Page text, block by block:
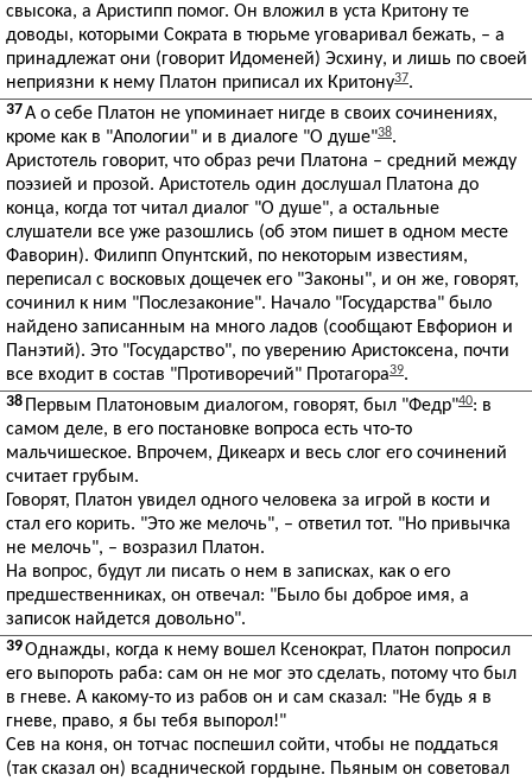
свысока, а Аристипп помог. Он вложил в уста Критону те
доводы, которыми Сократа в тюрьме уговаривал бежать, – а
принадлежат они (говорит Идоменей) Эсхину, и лишь по своей
неприязни к нему Платон приписал их Критону37.
37А о себе Платон не упоминает нигде в своих сочинениях,
кроме как в "Апологии" и в диалоге "О душе"38.
Аристотель говорит, что образ речи Платона – средний между
поэзией и прозой. Аристотель один дослушал Платона до
конца, когда тот читал диалог "О душе", а остальные
слушатели все уже разошлись (об этом пишет в одном месте
Фаворин). Филипп Опунтский, по некоторым известиям,
переписал с восковых дощечек его "Законы", и он же, говорят,
сочинил к ним "Послезаконие". Начало "Государства" было
найдено записанным на много ладов (сообщают Евфорион и
Панэтий). Это "Государство", по уверению Аристоксена, почти
все входит в состав "Противоречий" Протагора39.
38 Первым Платоновым диалогом, говорят, был "Федр"40: в
самом деле, в его постановке вопроса есть что-то
мальчишеское. Впрочем, Дикеарх и весь слог его сочинений
считает грубым.
Говорят, Платон увидел одного человека за игрой в кости и
стал его корить. "Это же мелочь", – ответил тот. "Но привычка
не мелочь", – возразил Платон.
На вопрос, будут ли писать о нем в записках, как о его
предшественниках, он отвечал: "Было бы доброе имя, а
записок найдется довольно".
39Однажды, когда к нему вошел Ксенократ, Платон попросил
его выпороть раба: сам он не мог это сделать, потому что был
в гневе. А какому-то из рабов он и сам сказал: "Не будь я в
гневе, право, я бы тебя выпорол!"
Сев на коня, он тотчас поспешил сойти, чтобы не поддаться
(так сказал он) всаднической гордыне. Пьяным он советовал